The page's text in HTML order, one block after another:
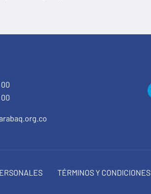
TÉRMINOS Y CONDICIONES